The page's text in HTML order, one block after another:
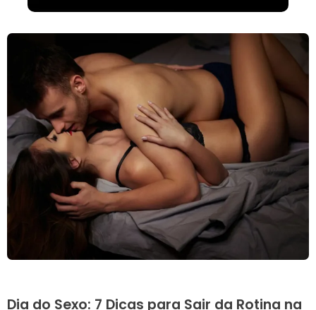
Dia do Sexo: 7 Dicas para Sair da Rotina na